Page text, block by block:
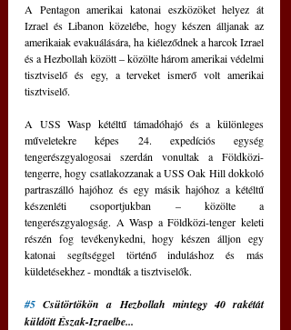
A Pentagon amerikai katonai eszközöket helyez át
Izrael és Libanon közelébe, hogy készen álljanak az
amerikaiak evakuálására, ha kiéleződnek a harcok Izrael
és a Hezbollah között – közölte három amerikai védelmi
tisztviselő és egy, a terveket ismerő volt amerikai
tisztviselő.
A USS Wasp kétéltű támadóhajó és a különleges
műveletekre képes 24. expedíciós egység
tengerészgyalogosai szerdán vonultak a Földközi-
tengerre, hogy csatlakozzanak a USS Oak Hill dokkoló
partraszálló hajóhoz és egy másik hajóhoz a kétéltű
készenléti csoportjukban – közölte a
tengerészgyalogság. A Wasp a Földközi-tenger keleti
részén fog tevékenykedni, hogy készen álljon egy
katonai segítséggel történő induláshoz és más
küldetésekhez - mondták a tisztviselők.
#5 Csütörtökön a Hezbollah mintegy 40 rakétát
küldött Észak-Izraelbe...